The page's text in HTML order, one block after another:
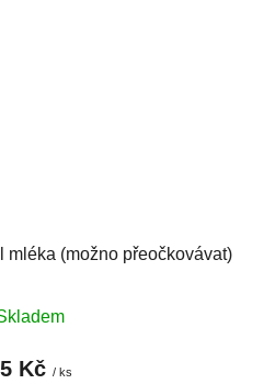
mléka (možno přeočkovávat)
Kč / ks